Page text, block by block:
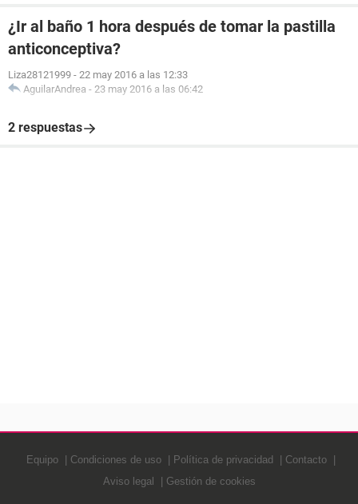
¿Ir al baño 1 hora después de tomar la pastilla
anticonceptiva?
Liza28121999 - 22 may 2016 a las 12:33
AguilarAndrea - 23 may 2016 a las 06:42
2 respuestas
Equipo Condiciones de uso Política de privacidad
Contacto
Aviso legal
Gestión de cookies